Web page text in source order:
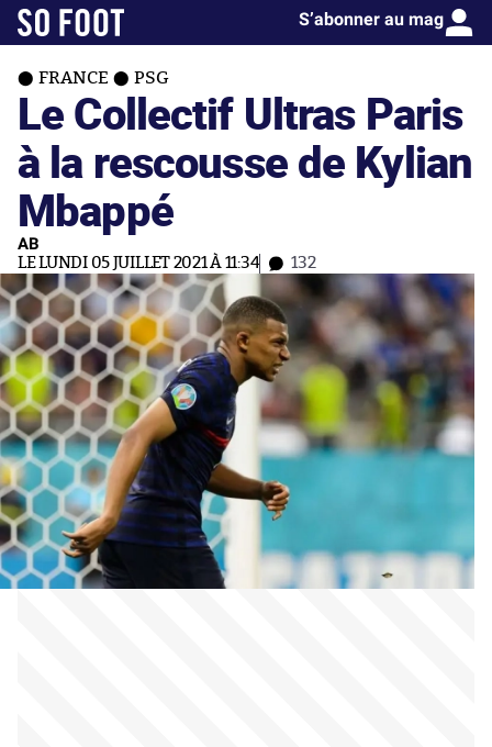
S’abonner au mag
FRANCE PSG
Le Collectif Ultras Paris
à la rescousse de Kylian
Mbappé
AB
LE LUNDI 05 JUILLET 2021 À 11:34 132